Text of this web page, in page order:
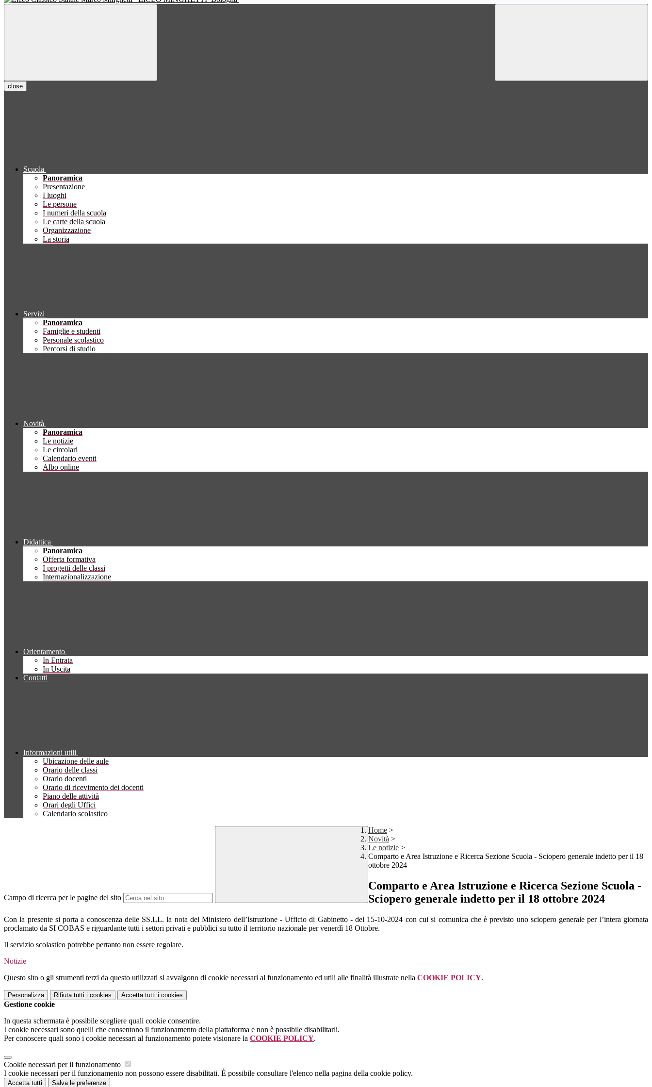
close
Scuola
Panoramica
Presentazione
I luoghi
Le persone
I numeri della scuola
Le carte della scuola
Organizzazione
La storia
Servizi
Panoramica
Famiglie e studenti
Personale scolastico
Percorsi di studio
Novità
Panoramica
Le notizie
Le circolari
Calendario eventi
Albo online
Didattica
Panoramica
Offerta formativa
I progetti delle classi
Internazionalizzazione
Orientamento
In Entrata
In Uscita
Contatti
Informazioni utili
Ubicazione delle aule
Orario delle classi
Orario docenti
Orario di ricevimento dei docenti
Piano delle attività
Orari degli Uffici
Calendario scolastico
Campo di ricerca per le pagine del sito
Home >
Novità >
Le notizie >
Comparto e Area Istruzione e Ricerca Sezione Scuola - Sciopero generale indetto per il 18
ottobre 2024
Comparto e Area Istruzione e Ricerca Sezione Scuola -
Sciopero generale indetto per il 18 ottobre 2024
Con la presente si porta a conoscenza delle SS.LL. la nota del Ministero dell’Istruzione - Ufficio di Gabinetto - del 15-10-2024 con cui si comunica che è previsto uno sciopero generale per l’intera giornata
proclamato da SI COBAS e riguardante tutti i settori privati e pubblici su tutto il territorio nazionale per venerdì 18 Ottobre.
Il servizio scolastico potrebbe pertanto non essere regolare.
Notizie
Questo sito o gli strumenti terzi da questo utilizzati si avvalgono di cookie necessari al funzionamento ed utili alle finalità illustrate nella COOKIE POLICY.
Personalizza Rifiuta tutti i cookies Accetta tutti i cookies
Gestione cookie
In questa schermata è possibile scegliere quali cookie consentire.
I cookie necessari sono quelli che consentono il funzionamento della piattaforma e non è possibile disabilitarli.
Per conoscere quali sono i cookie necessari al funzionamento potete visionare la COOKIE POLICY.
Cookie necessari per il funzionamento
I cookie necessari per il funzionamento non possono essere disabilitati. È possibile consultare l'elenco nella pagina della cookie policy.
Accetta tutti Salva le preferenze